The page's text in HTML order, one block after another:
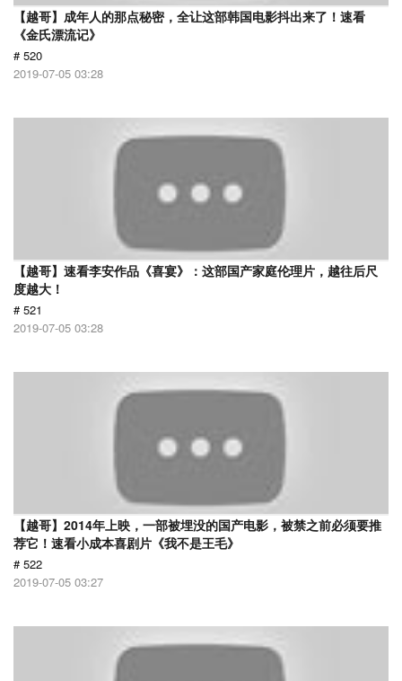
【越哥】成年人的那点秘密，全让这部韩国电影抖出来了！速看
《金氏漂流记》
# 520
2019-07-05 03:28
【越哥】速看李安作品《喜宴》：这部国产家庭伦理片，越往后尺
度越大！
# 521
2019-07-05 03:28
【越哥】2014年上映，一部被埋没的国产电影，被禁之前必须要推
荐它！速看小成本喜剧片《我不是王毛》
# 522
2019-07-05 03:27